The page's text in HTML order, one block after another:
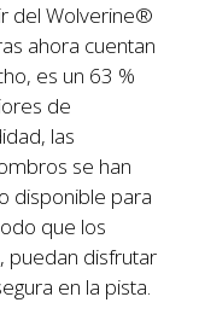
del Wolverine®
ahora cuentan
es un 63 %
de
las
se han
disponible para
que los
puedan disfrutar
en la pista.